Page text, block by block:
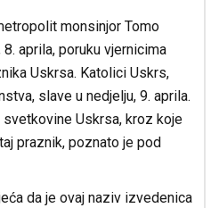
monsinjor Tomo
aprila, poruku vjernicima
Uskrsa. Katolici Uskrs,
slave u nedjelju, 9. aprila.
Uskrsa, kroz koje
praznik, poznato je pod
da je ovaj naziv izvedenica